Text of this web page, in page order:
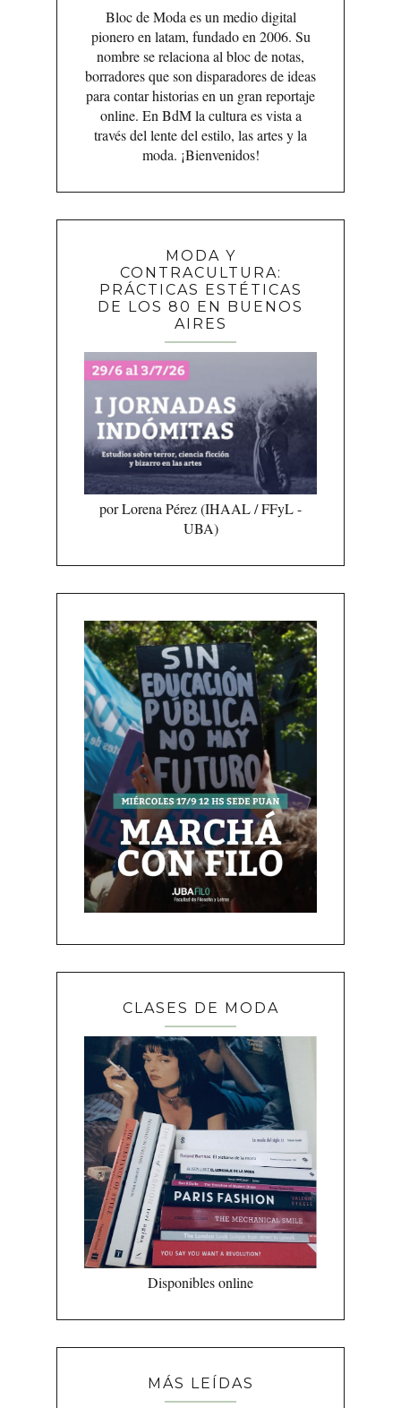
Bloc de Moda es un medio digital
pionero en latam, fundado en 2006. Su
nombre se relaciona al bloc de notas,
borradores que son disparadores de ideas
para contar historias en un gran reportaje
online. En BdM la cultura es vista a
través del lente del estilo, las artes y la
moda. ¡Bienvenidos!
MODA Y
CONTRACULTURA:
PRÁCTICAS ESTÉTICAS
DE LOS 80 EN BUENOS
AIRES
por Lorena Pérez (IHAAL / FFyL -
UBA)
CLASES DE MODA
Disponibles online
MÁS LEÍDAS